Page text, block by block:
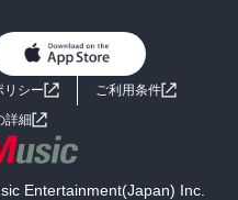
男子向けラノベ
小説
海外小説
お問い合わせ
リシー
ご利用条件
詳細
Entertainment(Japan) Inc.